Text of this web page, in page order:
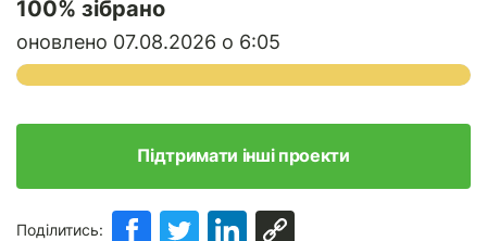
100% зібрано
оновлено 07.08.2026 о 6:05
Підтримати інші проекти
Поділитись: